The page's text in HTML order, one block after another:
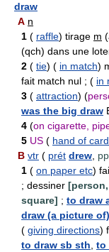
draw
A n
1 ( raffle) tirage m
(qch) dans une
2 ( tie) ( in match)
fait match nul ; ( in
3 ( attraction) (
was the big draw
4 (on cigarette,
5 US ( hand of
B vtr ( prét drew pp
1 ( on paper etc)
; dessiner
square] ; to draw
draw (a picture
( giving directions)
to draw sb sth to